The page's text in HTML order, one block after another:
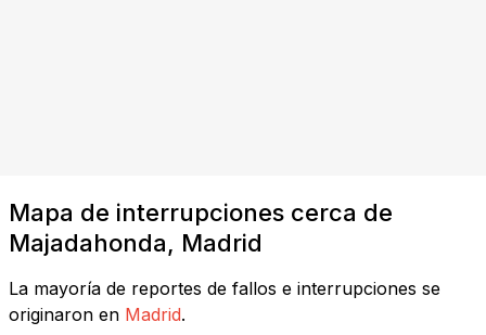
Mapa de interrupciones cerca de
Majadahonda, Madrid
La mayoría de reportes de fallos e interrupciones se
originaron en Madrid.